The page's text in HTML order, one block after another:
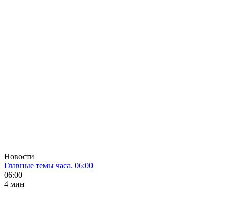
Новости
Главные темы часа. 06:00
06:00
4 мин